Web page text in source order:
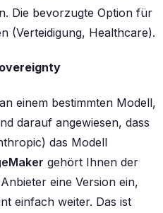
Die bevorzugte Option für
(Verteidigung, Healthcare).
einem bestimmten Modell,
darauf angewiesen, dass
das Modell
gehört Ihnen der
eine Version ein,
einfach weiter. Das ist